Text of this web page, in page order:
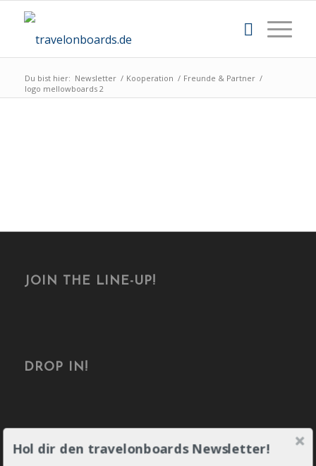
Du bist hier: Newsletter / Kooperation / Freunde & Partner /
logo mellowboards 2
JOIN THE LINE-UP!
DROP IN!
Hol dir den travelonboards Newsletter!